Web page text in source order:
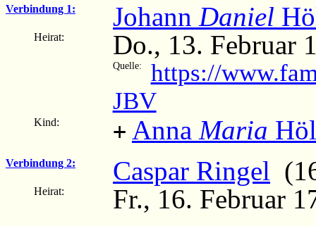
Verbindung 1: Johann Daniel
Heirat: Do., 13. Februar
Quelle:
https://
JBV
Kind: + Anna Maria
Verbindung 2: Caspar Ringel
Heirat:
Fr., 16. Februar